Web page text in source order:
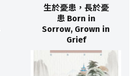
生於憂患，長於憂
患 Born in
Sorrow, Grown in
Grief